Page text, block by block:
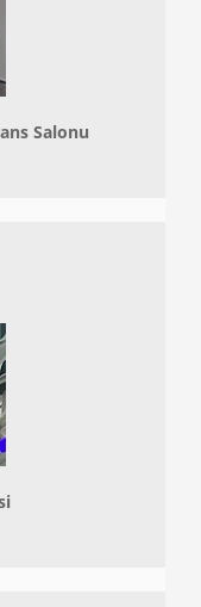
Salonu